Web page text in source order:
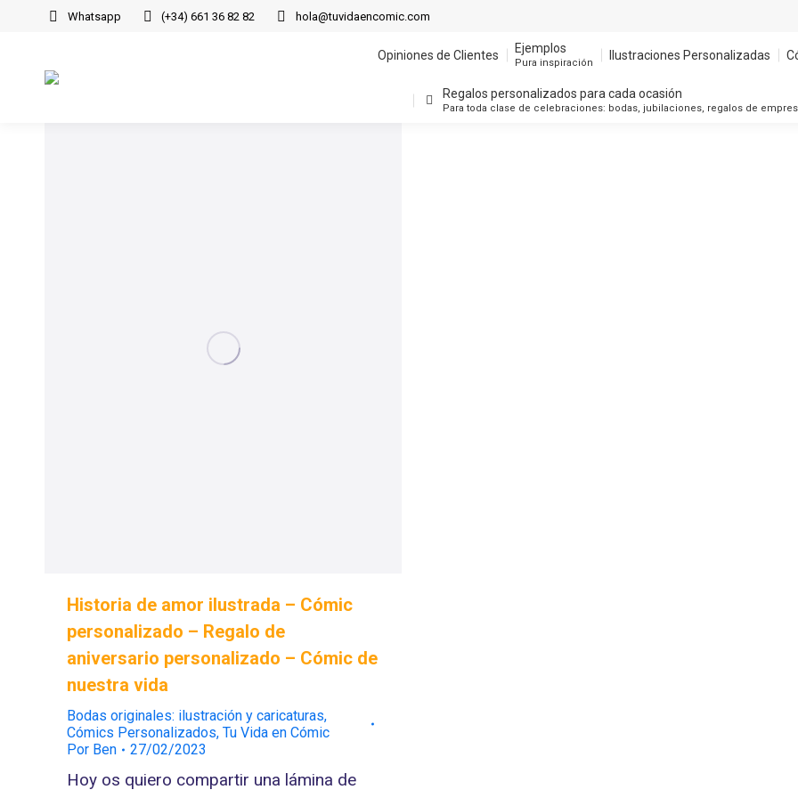
Whatsapp (+34) 661 36 82 82 hola@tuvidaencomic.com
Opiniones de Clientes Ejemplos
Pura inspiración
Ilustraciones Personalizadas
Regalos personalizados para cada ocasión
Para toda clase de celebraciones: bodas, jubilaciones, regalos de
Historia de amor ilustrada – Cómic
personalizado – Regalo de
aniversario personalizado – Cómic de
nuestra vida
Bodas originales: ilustración y caricaturas,
Cómics Personalizados, Tu Vida en Cómic
Por Ben 27/02/2023
Hoy os quiero compartir una lámina de
Opiniones de Clientes
Regalos personalizados para cada ocasión